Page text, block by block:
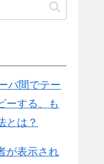
バ間でテー
ーする、も
とは？
が表示され